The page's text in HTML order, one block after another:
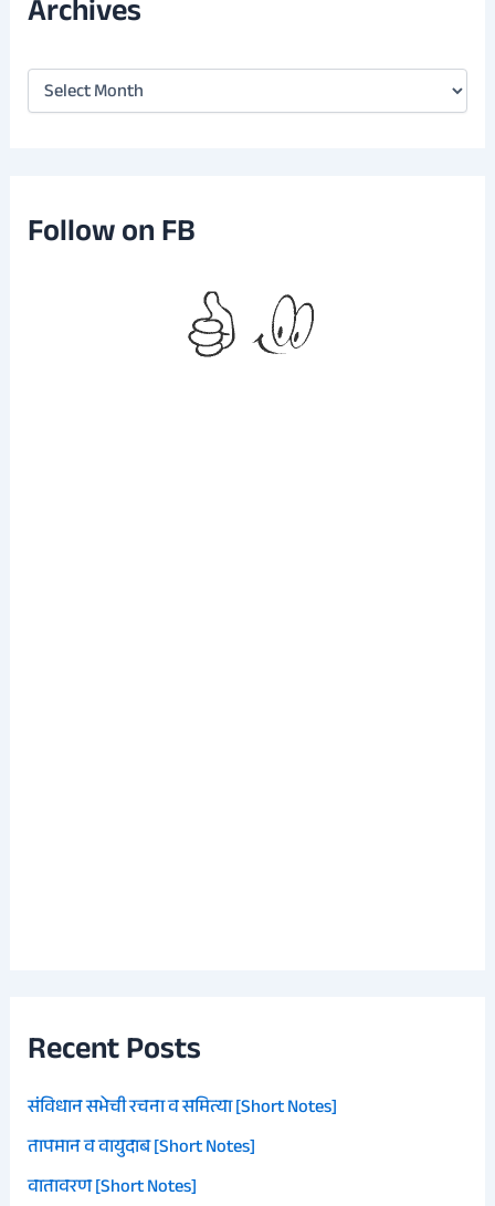
Archives
A
s
Follow on FB
Recent Posts
संविधान सभेची रचना व समित्या [Short Notes]
तापमान व वायुदाब [Short Notes]
वातावरण [Short Notes]